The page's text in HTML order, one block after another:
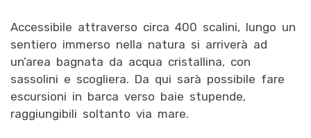
Accessibile attraverso circa 400 scalini, lungo un
sentiero immerso nella natura si arriverà ad
un’area bagnata da acqua cristallina, con
sassolini e scogliera. Da qui sarà possibile fare
escursioni in barca verso baie stupende,
raggiungibili soltanto via mare.